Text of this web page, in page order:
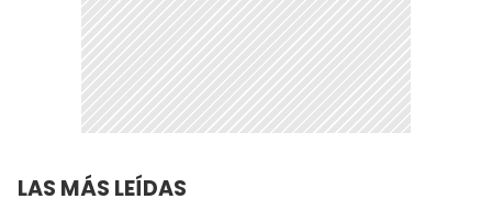
LAS MÁS LEÍDAS